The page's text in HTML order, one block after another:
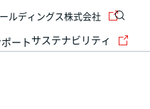
ートサステナビリティ
ルディングス株式会社